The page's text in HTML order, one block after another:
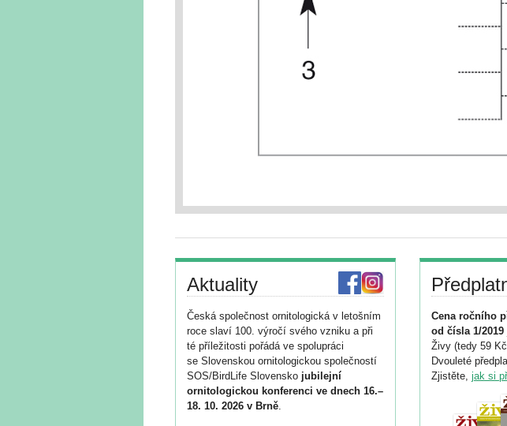
Aktuality
Česká společnost ornitologická v letošním
roce slaví 100. výročí svého vzniku a při
té příležitosti pořádá ve spolupráci
se Slovenskou ornitologickou společností
SOS/BirdLife Slovensko jubilejní
ornitologickou konferenci ve dnech 16.–
18. 10. 2026 v Brně.
Cena ročního
od čísla 1/2019
Živy (tedy 59
Dvouleté
Zjistěte, jak si